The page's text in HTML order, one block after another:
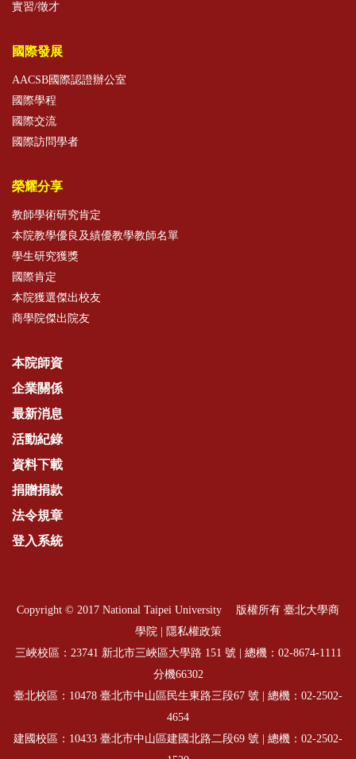
實習/徵才
國際發展
AACSB國際認證辦公室
國際學程
國際交流
國際訪問學者
榮耀分享
教師學術研究肯定
本院教學優良及績優教學教師名單
學生研究獲獎
國際肯定
本院獲選傑出校友
商學院傑出院友
本院師資
企業關係
最新消息
活動紀錄
資料下載
捐贈捐款
法令規章
登入系統
Copyright © 2017 National Taipei University 版權所有 臺北大學商
學院 | 隱私權政策
三峽校區：23741 新北市三峽區大學路 151 號 | 總機： 02-8674-1111
分機66302
臺北校區：10478 臺北市中山區民生東路三段67 號 | 總機： 02-2502-
4654
建國校區：10433 臺北市中山區建國北路二段69 號 | 總機： 02-2502-